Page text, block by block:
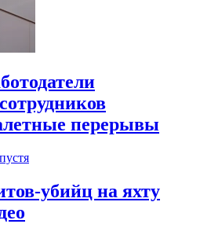
перерывы
убийц на яхту